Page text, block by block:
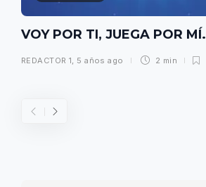
VOY POR TI, JUEGA POR MÍ.
REDACTOR 1, 5 años ago 2 min